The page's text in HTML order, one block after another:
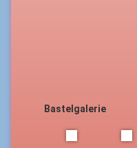
Bastelgalerie